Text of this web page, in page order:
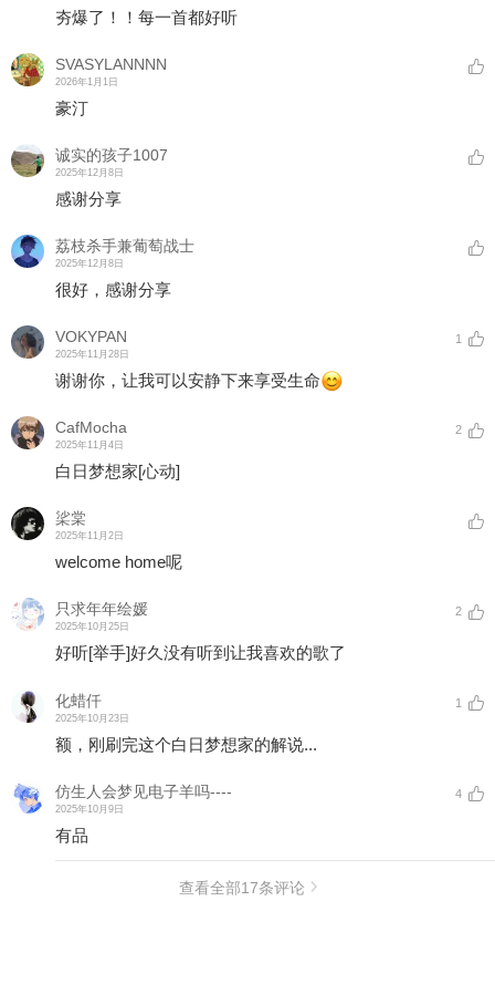
夯爆了！！每一首都好听
SVASYLANNNN
2026年1月1日
豪汀
诚实的孩子1007
2025年12月8日
感谢分享
荔枝杀手兼葡萄战士
2025年12月8日
很好，感谢分享
VOKYPAN
2025年11月28日
1
谢谢你，让我可以安静下来享受生命
CafMocha
2025年11月4日
2
白日梦想家[心动]
桬棠
2025年11月2日
welcome home呢
只求年年绘媛
2025年10月25日
2
好听[举手]好久没有听到让我喜欢的歌了
化蜡仟
2025年10月23日
1
额，刚刷完这个白日梦想家的解说...
仿生人会梦见电子羊吗----
2025年10月9日
4
有品
查看全部17条评论